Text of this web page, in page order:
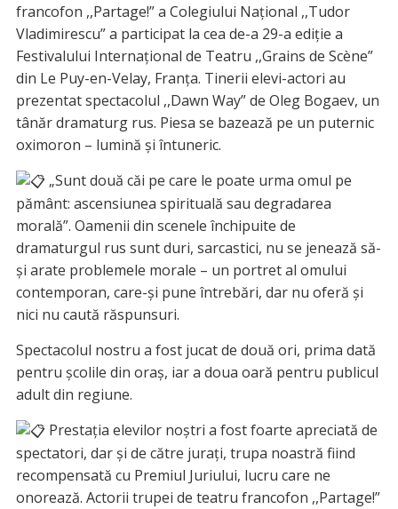
francofon ,,Partage!” a Colegiului Național ,,Tudor
Vladimirescu” a participat la cea de-a 29-a ediție a
Festivalului Internațional de Teatru ,,Grains de Scène”
din Le Puy-en-Velay, Franța. Tinerii elevi-actori au
prezentat spectacolul ,,Dawn Way” de Oleg Bogaev, un
tânăr dramaturg rus. Piesa se bazează pe un puternic
oximoron – lumină și întuneric.
„Sunt două căi pe care le poate urma omul pe
pământ: ascensiunea spirituală sau degradarea
morală”. Oamenii din scenele închipuite de
dramaturgul rus sunt duri, sarcastici, nu se jenează să-
și arate problemele morale – un portret al omului
contemporan, care-și pune întrebări, dar nu oferă și
nici nu caută răspunsuri.
Spectacolul nostru a fost jucat de două ori, prima dată
pentru școlile din oraș, iar a doua oară pentru publicul
adult din regiune.
Prestația elevilor noștri a fost foarte apreciată de
spectatori, dar și de către jurați, trupa noastră fiind
recompensată cu Premiul Juriului, lucru care ne
onorează. Actorii trupei de teatru francofon ,,Partage!”